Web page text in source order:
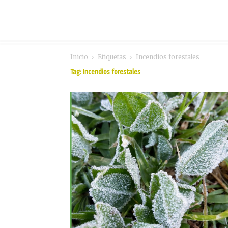
Inicio Etiquetas Incendios forestales
Tag: Incendios forestales